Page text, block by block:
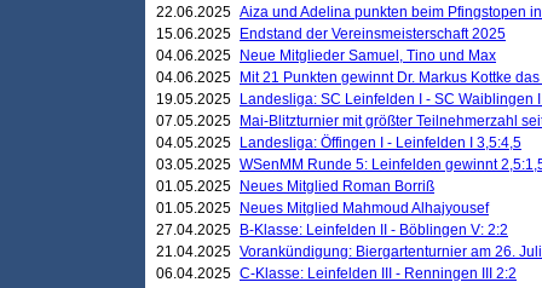
22.06.2025 Aiza und Adelina punkten beim Pfingstopen
15.06.2025
Endstand der Vereinsmeisterschaft 2025
04.06.2025
Neue Mitglieder Samuel, Tino und Max
04.06.2025
Mit 21 Punkten gewinnt Dr. Markus Kottke
19.05.2025
Landesliga: SC Leinfelden I - SC Waiblingen
07.05.2025
Mai-Blitzturnier mit größter Teilnehmerzahl
04.05.2025
Landesliga: Öffingen I - Leinfelden I 3,5:4,5
03.05.2025 WSenMM Runde 5: Leinfelden gewinnt
01.05.2025
Neues Mitglied Roman Borriß
01.05.2025
Neues Mitglied Mahmoud Alhajyousef
27.04.2025
B-Klasse: Leinfelden II - Böblingen V: 2:2
21.04.2025 Vorankündigung: Biergartenturnier am 26. Juli
06.04.2025 C-Klasse: Leinfelden III - Renningen III 2:2